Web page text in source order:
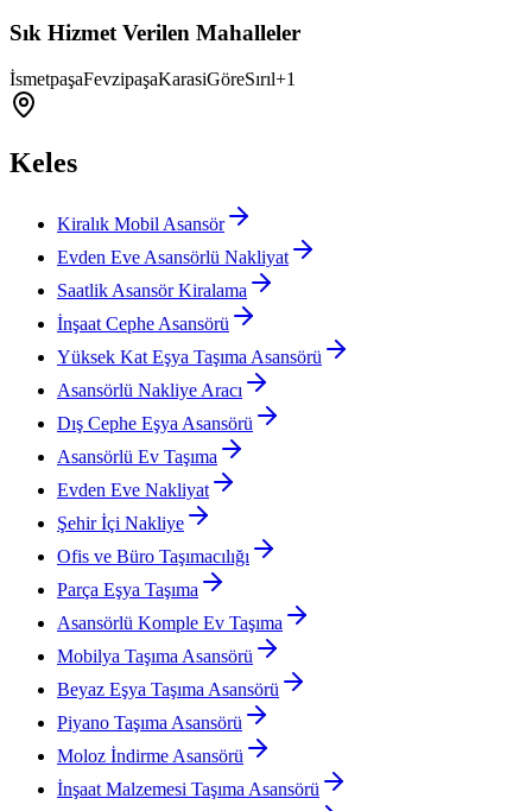
Sık Hizmet Verilen Mahalleler
İsmetpaşaFevzipaşaKarasiGöreSırıl+1
Keles
Kiralık Mobil Asansör
Evden Eve Asansörlü Nakliyat
Saatlik Asansör Kiralama
İnşaat Cephe Asansörü
Yüksek Kat Eşya Taşıma Asansörü
Asansörlü Nakliye Aracı
Dış Cephe Eşya Asansörü
Asansörlü Ev Taşıma
Evden Eve Nakliyat
Şehir İçi Nakliye
Ofis ve Büro Taşımacılığı
Parça Eşya Taşıma
Asansörlü Komple Ev Taşıma
Mobilya Taşıma Asansörü
Beyaz Eşya Taşıma Asansörü
Piyano Taşıma Asansörü
Moloz İndirme Asansörü
İnşaat Malzemesi Taşıma Asansörü